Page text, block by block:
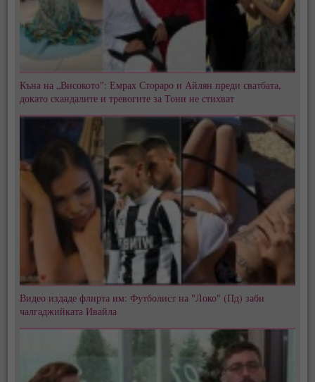
Къна на „Високото": Емрах Стораро и Айлян преди сватбата,
докато скандалите и тревогите за Тони не стихват
Видео издаде флирта им: Футболист на "Локо" (Пд) заби
чалгаджийката Ивайла